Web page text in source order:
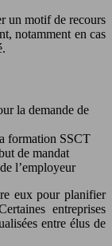
un motif de recours
notamment en cas
la demande de
formation SSCT
de mandat
l’employeur
eux pour planifier
entreprises
entre élus de